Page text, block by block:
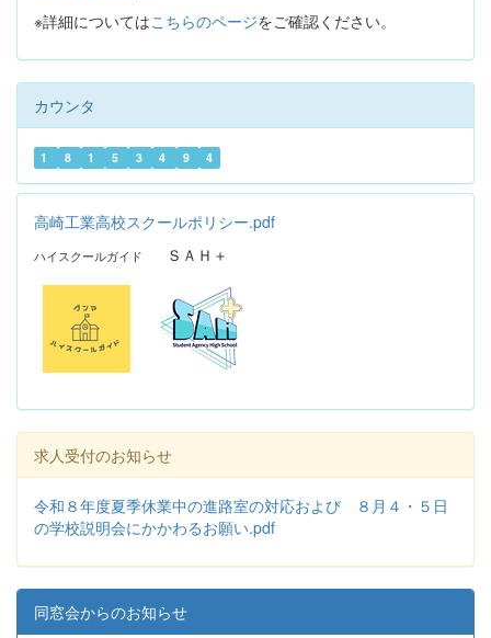
※詳細についてはこちらのページをご確認ください。
カウンタ
1 8 1 5 3 4 9 4
高崎工業高校スクールポリシー.pdf
ハイスクールガイド ＳＡＨ＋
求人受付のお知らせ
令和８年度夏季休業中の進路室の対応および ８月４・５日
の学校説明会にかかわるお願い.pdf
同窓会からのお知らせ